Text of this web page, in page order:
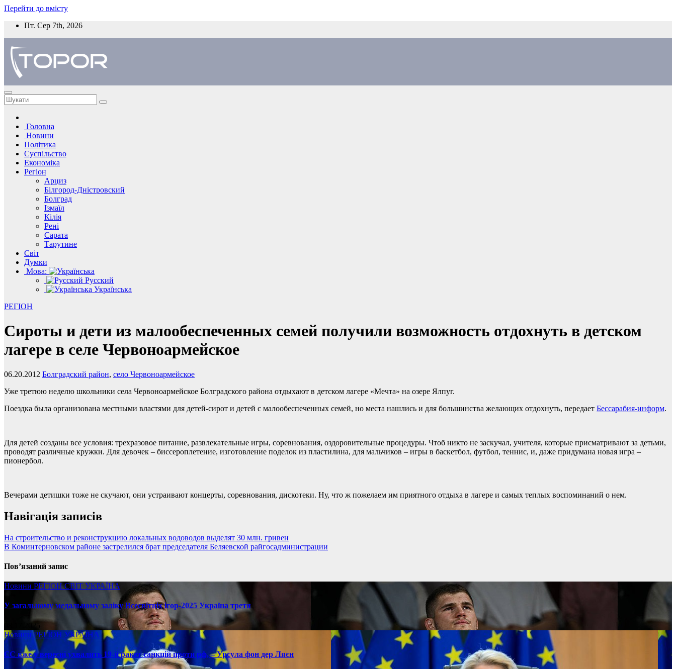
Перейти до вмісту
Пт. Сер 7th, 2026
Головна
Новини
Політика
Суспільство
Економіка
Регіон
Арциз
Білгород-Дністровский
Болград
Ізмаїл
Кілія
Рені
Сарата
Тарутине
Світ
Думки
Мова:
Русский
Українська
РЕГІОН
Сироты и дети из малообеспеченных семей получили возможность отдохнуть в детском
лагере в селе Червоноармейское
06.20.2012 Болградский район, село Червоноармейское
Уже третюю неделю школьники села Червоноармейское Болградского района отдыхают в детском лагере «Мечта» на озере Ялпуг.
Поездка была организована местными властями для детей-сирот и детей с малообеспеченных семей, но места нашлись и для большинства желающих отдохнуть, передает Бессарабия-информ.
Для детей созданы все условия: трехразовое питание, развлекательные игры, соревнования, оздоровительные процедуры. Чтоб никто не заскучал, учителя, которые присматривают за детьми,
проводят различные кружки. Для девочек – биссероплетение, изготовление поделок из пластилина, для мальчиков – игры в баскетбол, футбол, теннис, и, даже придумана новая игра –
пионербол.
Вечерами детишки тоже не скучают, они устраивают концерты, соревнования, дискотеки. Ну, что ж пожелаем им приятного отдыха в лагере и самых теплых воспоминаний о нем.
Навігація записів
На строительство и реконструкцию локальных водоводов выделят 30 млн. гривен
В Коминтерновском районе застрелился брат председателя Беляевской райгосадминистрации
Пов’язаний запис
Новини РЕГІОНСВІТ УКРАЇНА
У загальному медальному заліку Всесвітніх ігор-2025 Україна третя
08.17.2025
НовиниРЕГІОН УКРАЇНА
ЄС вже у вересні ухвалить 19-й ракет санкцій проти рф, – Урсула фон дер Ляєн